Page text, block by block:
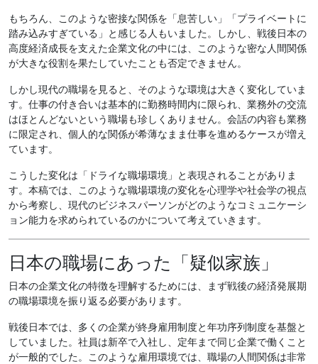
もちろん、このような密接な関係を「息苦しい」「プライベートに
踏み込みすぎている」と感じる人もいました。しかし、戦後日本の
高度経済成長を支えた企業文化の中には、このような密な人間関係
が大きな役割を果たしていたことも否定できません。
しかし現代の職場を見ると、そのような環境は大きく変化していま
す。仕事の付き合いは基本的に勤務時間内に限られ、業務外の交流
はほとんどないという職場も珍しくありません。会話の内容も業務
に限定され、個人的な関係が希薄なまま仕事を進めるケースが増え
ています。
こうした変化は「ドライな職場環境」と表現されることがありま
す。本稿では、このような職場環境の変化を心理学や社会学の視点
から考察し、現代のビジネスパーソンがどのようなコミュニケーシ
ョン能力を求められているのかについて考えていきます。
日本の職場にあった「疑似家族」
日本の企業文化の特徴を理解するためには、まず戦後の経済発展期
の職場環境を振り返る必要があります。
戦後日本では、多くの企業が終身雇用制度と年功序列制度を基盤と
していました。社員は新卒で入社し、定年まで同じ企業で働くこと
が一般的でした。このような雇用環境では、職場の人間関係は非常